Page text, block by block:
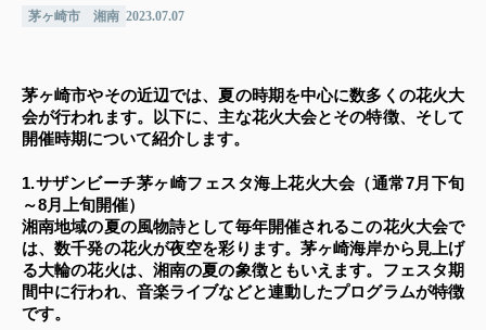
茅ヶ崎市 湘南 2023.07.07
茅ヶ崎市やその近辺では、夏の時期を中心に数多くの花火大
会が行われます。以下に、主な花火大会とその特徴、そして
開催時期について紹介します。
1.サザンビーチ茅ヶ崎フェスタ海上花火大会（通常7月下旬
～8月上旬開催）
湘南地域の夏の風物詩として毎年開催されるこの花火大会で
は、数千発の花火が夜空を彩ります。茅ヶ崎海岸から見上げ
る大輪の花火は、湘南の夏の象徴ともいえます。フェスタ期
間中に行われ、音楽ライブなどと連動したプログラムが特徴
です。